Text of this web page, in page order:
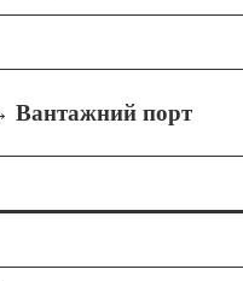
Вантажний порт